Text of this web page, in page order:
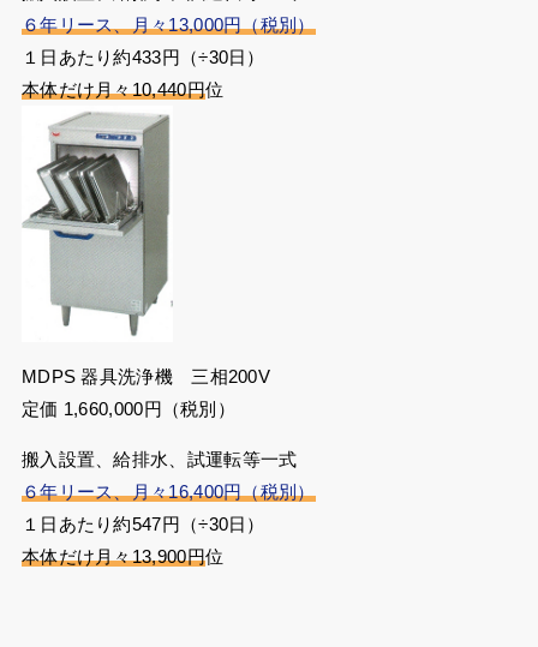
６年リース、月々13,000円（税別）
１日あたり約433円（÷30日）
本体だけ月々10,440円位
MDPS 器具洗浄機 三相200V
定価 1,660,000円（税別）
搬入設置、給排水、試運転等一式
６年リース、月々16,400円（税別）
１日あたり約547円（÷30日）
本体だけ月々13,900円位